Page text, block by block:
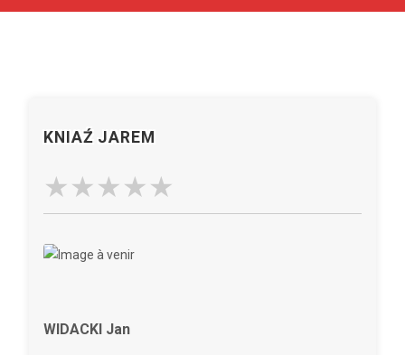
KNIAŹ JAREM
WIDACKI Jan